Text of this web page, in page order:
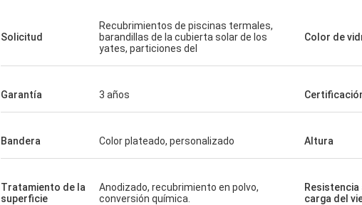
Solicitud
Recubrimientos de piscinas termales,
barandillas de la cubierta solar de los
yates, particiones del
Color de
Garantía 3 años
Bandera Color plateado, personalizado Altura
Tratamiento de la
superficie
Anodizado, recubrimiento en polvo,
conversión química.
Resistencia
carga del